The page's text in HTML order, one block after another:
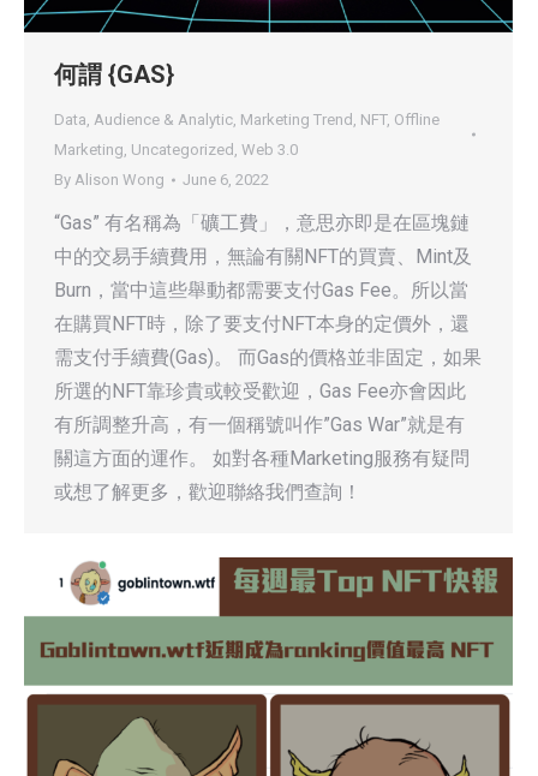
何謂 {GAS}
Data, Audience & Analytic, Marketing Trend , NFT, Offline
Marketing, Uncategorized , Web 3.0
By Alison Wong June 6, 2022
“Gas” 有名稱為「礦工費」，意思亦即是在區塊鏈
中的交易手續費用，無論有關NFT的買賣、Mint及
Burn，當中這些舉動都需要支付Gas Fee。所以當
在購買NFT時，除了要支付NFT本身的定價外，還
需支付手續費(Gas)。 而Gas的價格並非固定，如果
所選的NFT靠珍貴或較受歡迎，Gas Fee亦會因此
有所調整升高，有一個稱號叫作”Gas War”就是有
關這方面的運作。 如對各種Marketing服務有疑問
或想了解更多，歡迎聯絡我們查詢！